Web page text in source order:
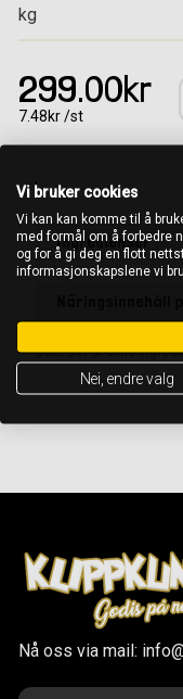
kg
299.00kr
7.48kr /st
Ingredienser
OBS! Det är alltid
Nå oss via mail:
Vi bruker cookies
Vi kan kan komme til å
med formål om å forbedre
og for å gi deg en flott
informasjonskapslene vi
Nei, endre valg